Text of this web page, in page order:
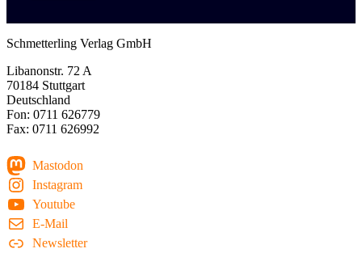
Schmetterling Verlag GmbH
Libanonstr. 72 A
70184 Stuttgart
Deutschland
Fon: 0711 626779
Fax: 0711 626992
Mastodon
Instagram
Youtube
E-Mail
Newsletter